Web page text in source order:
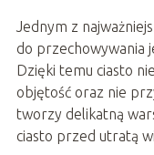
Jednym z
do przechowywania
Dzięki temu ciasto
objętość oraz nie
tworzy delikatną
ciasto przed utratą